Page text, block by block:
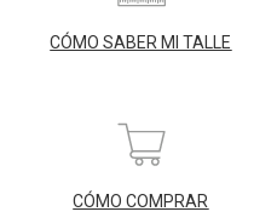
CÓMO SABER MI TALLE
CÓMO COMPRAR